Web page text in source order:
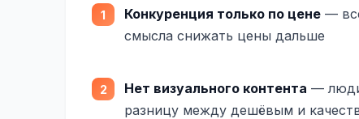
Конкуренция только по цене —
смысла снижать цены дальше
Нет визуального контента —
разницу между дешёвым и